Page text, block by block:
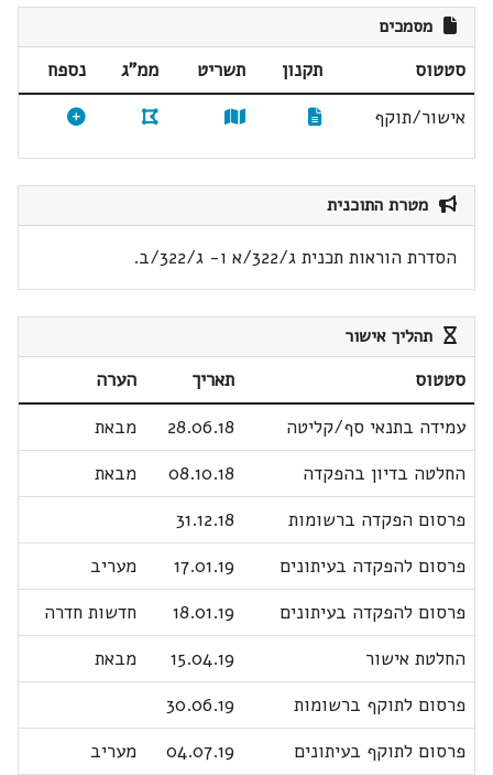
מסמכים
סטטוס תקנון תשריט ממ"ג
נספח
אישור/תוקף
מטרת התוכנית
הסדרת הוראות תכנית ג/322/א ו- ג/322/ב.
תהליך אישור
סטטוס תאריך
הערה
עמידה בתנאי סף/קליטה
28.06.18
מבאת
החלטה בדיון בהפקדה
08.10.18
מבאת
פרסום הפקדה ברשומות
31.12.18
פרסום להפקדה בעיתונים
17.01.19
מעריב
פרסום להפקדה בעיתונים
18.01.19
חדשות חדרה
החלטת אישור
15.04.19
מבאת
פרסום לתוקף ברשומות
30.06.19
פרסום לתוקף בעיתונים
04.07.19
מעריב